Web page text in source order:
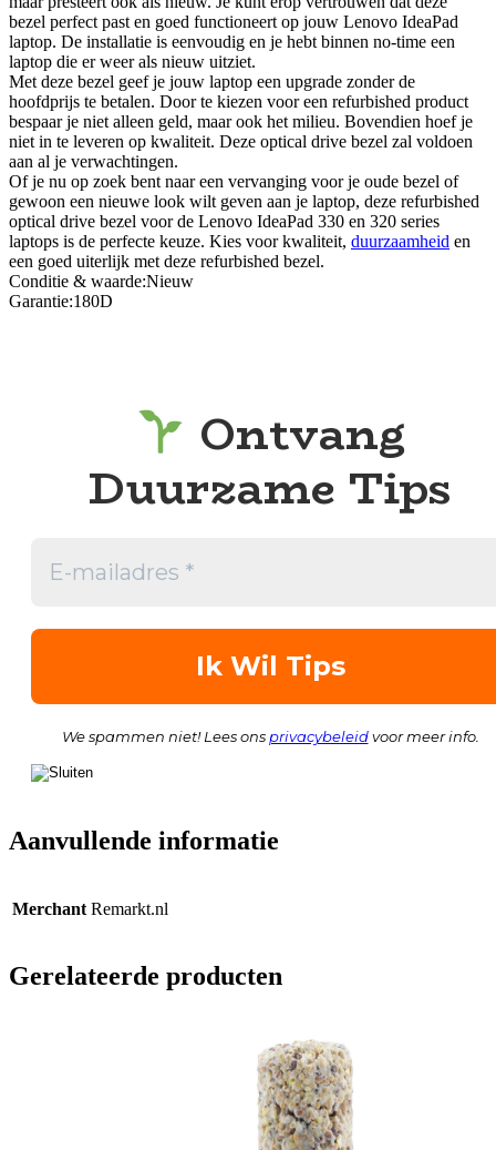
bezel perfect past en goed functioneert op jouw Lenovo IdeaPad
laptop. De installatie is eenvoudig en je hebt binnen no-time een
laptop die er weer als nieuw uitziet.
Met deze bezel geef je jouw laptop een upgrade zonder de
hoofdprijs te betalen. Door te kiezen voor een refurbished product
bespaar je niet alleen geld, maar ook het milieu. Bovendien hoef je
niet in te leveren op kwaliteit. Deze optical drive bezel zal voldoen
aan al je verwachtingen.
Of je nu op zoek bent naar een vervanging voor je oude bezel of
gewoon een nieuwe look wilt geven aan je laptop, deze refurbished
optical drive bezel voor de Lenovo IdeaPad 330 en 320 series
laptops is de perfecte keuze. Kies voor kwaliteit, duurzaamheid en
een goed uiterlijk met deze refurbished bezel.
Conditie & waarde:Nieuw
Garantie:180D
Ontvang
Duurzame Tips
We spammen niet! Lees ons privacybeleidvoor meer info.
Aanvullende informatie
Merchant Remarkt.nl
Gerelateerde producten